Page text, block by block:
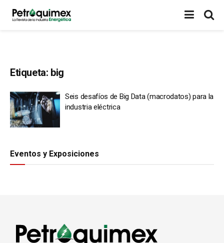
Etiqueta: big
Seis desafíos de Big Data (macrodatos) para la
industria eléctrica
Eventos y Exposiciones